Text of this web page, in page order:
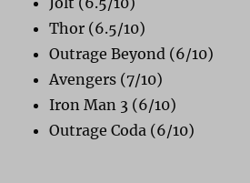
Thor (6.5/10)
Outrage Beyond (6/10)
Avengers (7/10)
Iron Man 3 (6/10)
Outrage Coda (6/10)